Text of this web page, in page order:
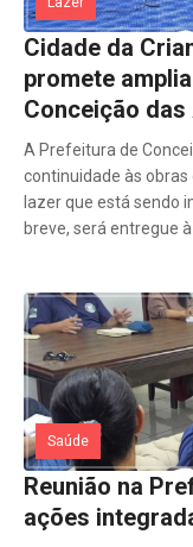
Cidade da
promete
Conceição das
A Prefeitura de
continuidade às obras
lazer que está sendo
breve, será entregue
Saúde
Reunião na
ações